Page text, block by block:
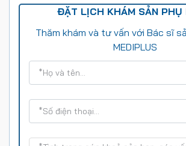
ĐẶT LỊCH KHÁM SẢN PHỤ
Thăm khám và tư vấn với Bác sĩ
MEDIPLUS